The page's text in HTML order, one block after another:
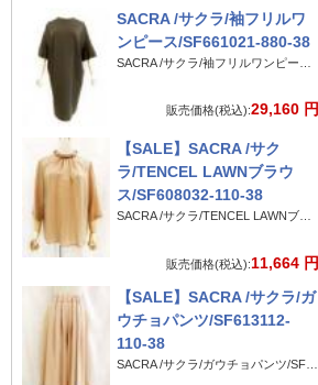
SACRA /サクラ/袖フリルワ
ンピース/SF661021-880-38
販売価格(税込):29,160 円
【SALE】SACRA /サク
ラ/TENCEL LAWNブラウ
ス/SF608032-110-38
販売価格(税込):11,664 円
【SALE】SACRA /サクラ/ガ
ウチョパンツ/SF613112-
110-38